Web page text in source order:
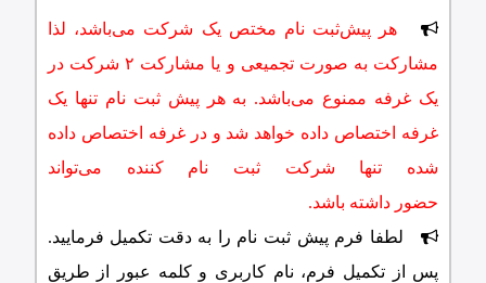
هر پیش‌ثبت ‌نام مختص یک شرکت می‌باشد، لذا
مشارکت به صورت تجمیعی و یا مشارکت ۲ شرکت در
یک غرفه ممنوع می‌باشد‌. به هر پیش ‌ثبت‌ نام تنها یک
غرفه اختصاص داده خواهد شد و در غرفه اختصاص داده
شده تنها شرکت ثبت نام کننده می‌تواند
حضور داشته باشد.
لطفا فرم پیش ثبت نام را به دقت تکمیل فرمایید.
پس از تکمیل فرم، نام کاربری و کلمه عبور از طریق